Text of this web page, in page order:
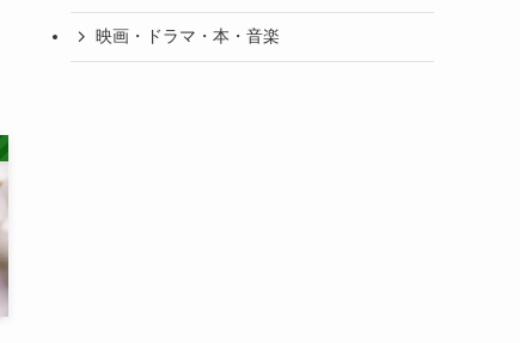
映画・ドラマ・本・音楽